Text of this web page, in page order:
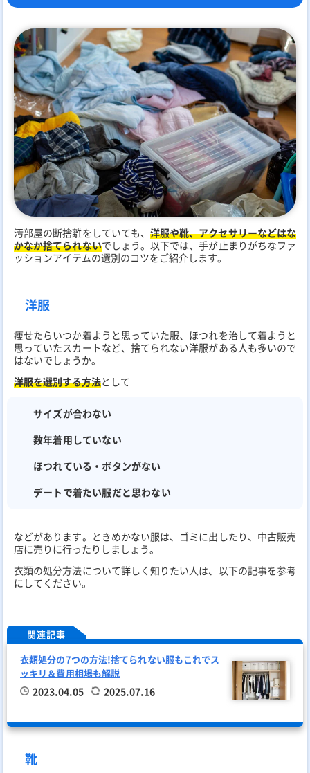
汚部屋の断捨離をしていても、 洋服や靴、アクセサリーなどはな
かなか捨てられないでしょう。以下では、手が止まりがちなファ
ッションアイテムの選別のコツをご紹介します。
洋服
痩せたらいつか着ようと思っていた服、ほつれを治して着ようと
思っていたスカートなど、捨てられない洋服がある人も多いので
はないでしょうか。
洋服を選別する方法として
サイズが合わない
数年着用していない
ほつれている・ボタンがない
デートで着たい服だと思わない
などがあります。ときめかない服は、ゴミに出したり、中古販売
店に売りに行ったりしましょう。
衣類の処分方法について詳しく知りたい人は、以下の記事を参考
にしてください。
関連記事
衣類処分の7つの方法!捨てられない服もこれでス
ッキリ＆費用相場も解説
2023.04.05 2025.07.16
靴